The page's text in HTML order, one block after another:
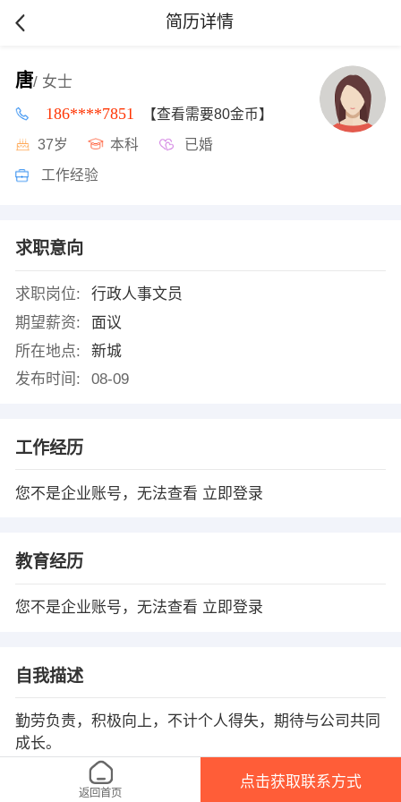
简历详情
唐/ 女士
186****7851 【查看需要80金币】
37岁 本科 已婚
工作经验
求职意向
求职岗位:
行政人事文员
期望薪资:
面议
所在地点:
新城
发布时间:
08-09
工作经历
您不是企业账号，无法查看 立即登录
教育经历
您不是企业账号，无法查看 立即登录
自我描述
勤劳负责，积极向上，不计个人得失，期待与公司共同
成长。
返回首页
点击获取联系方式